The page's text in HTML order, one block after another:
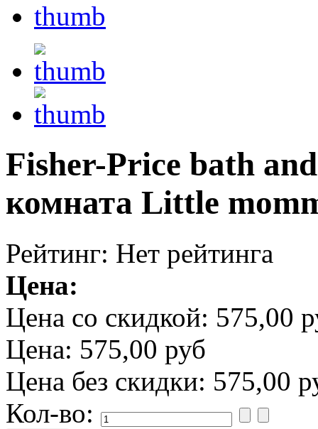
Fisher-Price bath
комната Little
Рейтинг: Нет рейтинга
Цена:
Цена со скидкой: 575,00
Цена: 575,00 руб
Цена без скидки: 575,00
Кол-во: